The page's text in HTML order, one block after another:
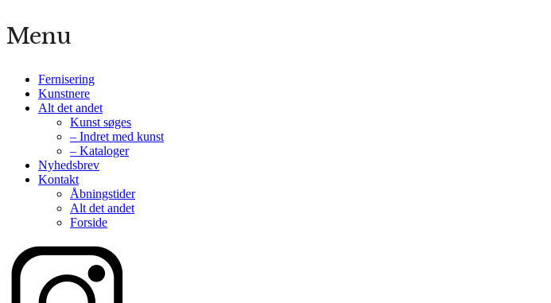
Menu
Fernisering
Kunstnere
Alt det andet
Kunst søges
– Indret med kunst
– Kataloger
Nyhedsbrev
Kontakt
Åbningstider
Alt det andet
Forside